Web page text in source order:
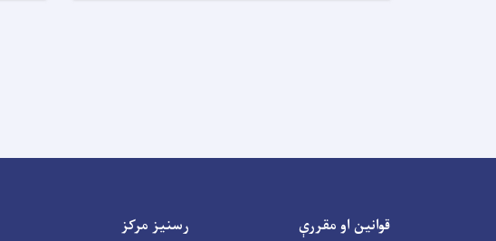
قوانین او مقررې رسنیز مرکز